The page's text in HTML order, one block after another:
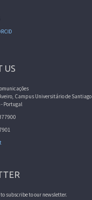
US
Campus Universitário de Santiago
Portugal
subscribe to our newsletter.